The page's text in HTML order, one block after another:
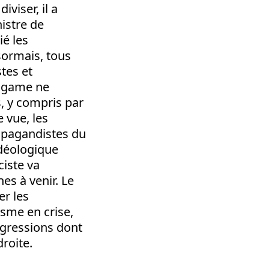
il a
de
les
tous
et
ne
y compris par
vue, les
du
va
à venir. Le
les
en crise,
dont